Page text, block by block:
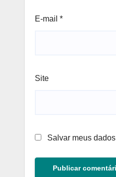
E-mail *
Site
Salvar meus